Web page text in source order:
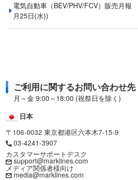
電気自動車（BEV/PHV/FCV）販売月報
月25日(水))
ご利用に関するお問い合わせ先
月～金 9:00～18:00 (祝祭日を除く)
日本
〒106-0032 東京都港区六本木7-15-9
03-4241-3907
カスタマーサポートデスク
support@marklines.com
メディア関係者様向け
media@marklines.com